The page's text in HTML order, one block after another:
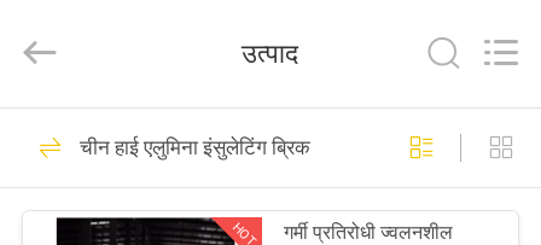
उत्पाद
Industrial
Rights
मिट्टी की आग रोक ईंट
77
उत्पाद
चीन हाई एलुमिना इंसुलेटिंग ब्रिक
HOT
गर्मी प्रतिरोधी ज्वलनशील